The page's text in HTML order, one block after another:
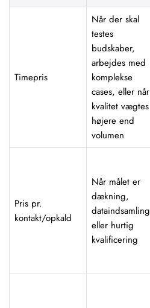
Timepris
Når der skal
testes
budskaber,
arbejdes med
komplekse
cases, eller når
kvalitet vægtes
højere end
volumen
Pris pr.
kontakt/opkald
Når målet er
dækning,
dataindsamling
eller hurtig
kvalificering